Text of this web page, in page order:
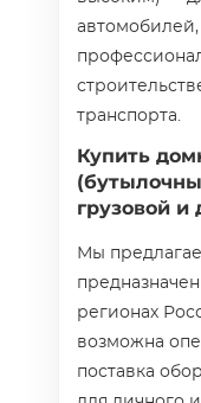
транспорта.
Купить
грузовой и
Мы
регионах
возможна
поставка